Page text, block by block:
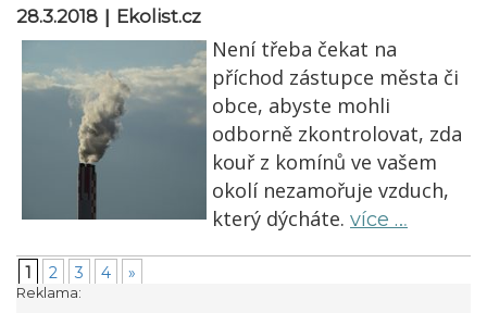
28.3.2018 | Ekolist.cz
Není třeba čekat na
příchod zástupce města či
obce, abyste mohli
odborně zkontrolovat, zda
kouř z komínů ve vašem
okolí nezamořuje vzduch,
který dýcháte. více …
1 2 3 4 »
Reklama: